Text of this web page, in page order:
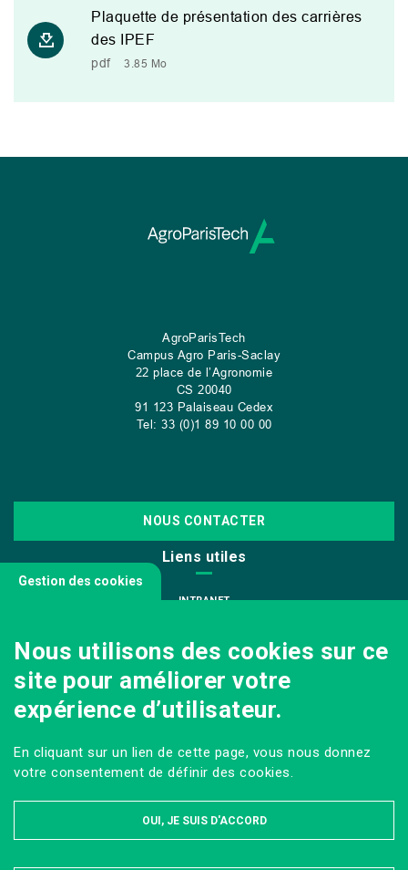
Plaquette de présentation des carrières
des IPEF
pdf 3.85 Mo
AgroParisTech
Campus Agro Paris-Saclay
22 place de l’Agronomie
CS 20040
91 123 Palaiseau Cedex
Tel: 33 (0)1 89 10 00 00
NOUS CONTACTER
Liens utiles
INTRANET
INFODOC
PÔLE IMAGE
PRESSE
Sur les réseaux
Gestion des cookies
Nous utilisons des cookies sur ce
site pour améliorer votre
expérience d’utilisateur.
En cliquant sur un lien de cette page, vous nous donnez
votre consentement de définir des cookies.
OUI, JE SUIS D'ACCORD